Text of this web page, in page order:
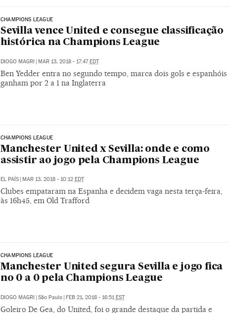
CHAMPIONS LEAGUE
Sevilla vence United e consegue classificação
histórica na Champions League
DIOGO MAGRI | MAR 13, 2018 - 17:47EDT
Ben Yedder entra no segundo tempo, marca dois gols e espanhóis
ganham por 2 a 1 na Inglaterra
CHAMPIONS LEAGUE
Manchester United x Sevilla: onde e como
assistir ao jogo pela Champions League
EL PAÍS MAR 13, 2018 - 10:12 EDT
Clubes empataram na Espanha e decidem vaga nesta terça-feira,
às 16h45, em Old Trafford
CHAMPIONS LEAGUE
Manchester United segura Sevilla e jogo fica
no 0 a 0 pela Champions League
DIOGO MAGRI | São Paulo | FEB 21, 2018 - 16:51EST
Goleiro De Gea, do United, foi o grande destaque da partida e